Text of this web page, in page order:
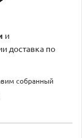
и
доставка по
собранный